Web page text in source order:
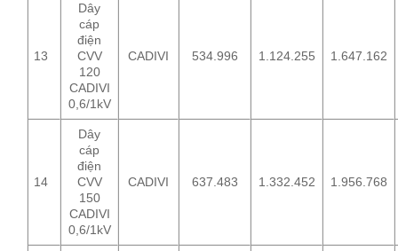
13
Dây
cáp
điện
CVV
120
CADIVI
0,6/1kV
CADIVI 534.996 1.124.255 1.647.162
14
Dây
cáp
điện
CVV
150
CADIVI
0,6/1kV
CADIVI 637.483 1.332.452 1.956.768